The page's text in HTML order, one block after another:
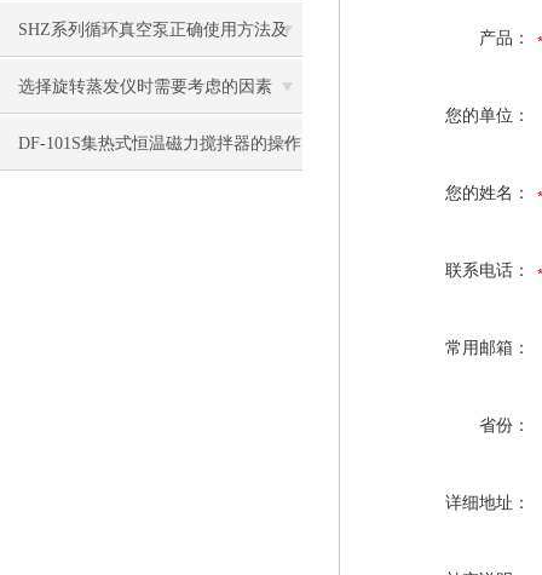
泵使用步骤
SHZ系列循环真空泵正确使用方法及
故障排除
选择旋转蒸发仪时需要考虑的因素
DF-101S集热式恒温磁力搅拌器的操作
产品：
您的单位：
您的姓名：
联系电话：
常用邮箱：
省份：
详细地址：